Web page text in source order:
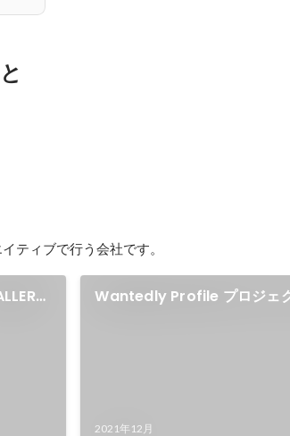
ティブで行う会社です。
Wantedly Profile プロジェ
2021年12月